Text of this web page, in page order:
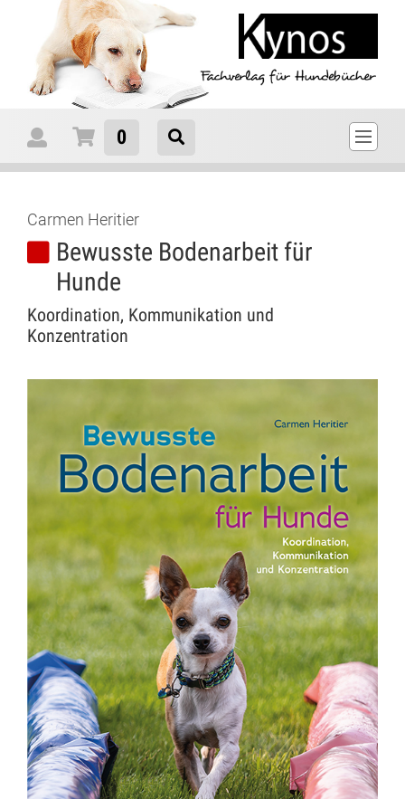
Carmen Heritier
Bewusste Bodenarbeit für
Hunde
Koordination, Kommunikation und
Konzentration
0